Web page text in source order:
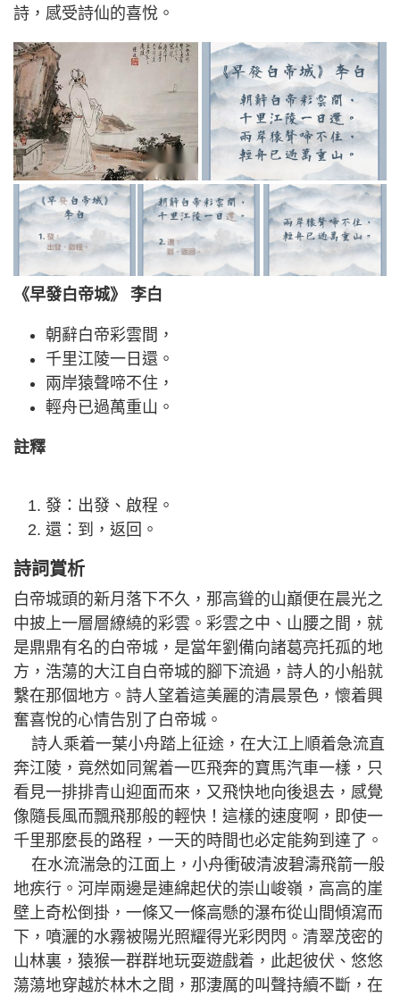
詩，感受詩仙的喜悅。
《早發白帝城》 李白
朝辭白帝彩雲間，
千里江陵一日還。
兩岸猿聲啼不住，
輕舟已過萬重山。
註釋
發：出發、啟程。
還：到，返回。
詩詞賞析
白帝城頭的新月落下不久，那高聳的山巔便在晨光之
中披上一層層繚繞的彩雲。彩雲之中、山腰之間，就
是鼎鼎有名的白帝城，是當年劉備向諸葛亮托孤的地
方，浩蕩的大江自白帝城的腳下流過，詩人的小船就
繫在那個地方。詩人望着這美麗的清晨景色，懷着興
奮喜悅的心情告別了白帝城。
詩人乘着一葉小舟踏上征途，在大江上順着急流直
奔江陵，竟然如同駕着一匹飛奔的寶馬汽車一樣，只
看見一排排青山迎面而來，又飛快地向後退去，感覺
像隨長風而飄飛那般的輕快！這樣的速度啊，即使一
千里那麼長的路程，一天的時間也必定能夠到達了。
在水流湍急的江面上，小舟衝破清波碧濤飛箭一般
地疾行。河岸兩邊是連綿起伏的崇山峻嶺，高高的崖
壁上奇松倒掛，一條又一條高懸的瀑布從山間傾瀉而
下，噴灑的水霧被陽光照耀得光彩閃閃。清翠茂密的
山林裏，猿猴一群群地玩耍遊戲着，此起彼伏、悠悠
蕩蕩地穿越於林木之間，那淒厲的叫聲持續不斷，在